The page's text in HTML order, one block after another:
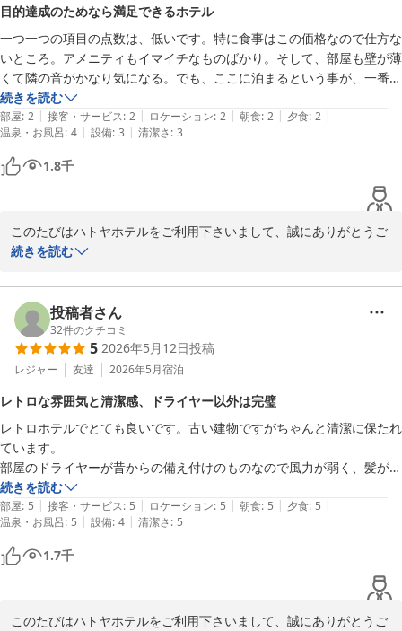
7.お部屋にいくまでの段差がすごいので、荷物運びに苦労しました。特
別室だけかな。
8.特別室に四人で宿泊。部屋が広いのでそれもありだなー。大人三人と
小学生一人で７万円ちょっとは今時は安いと思います！
9.ゲームセンターや卓球、エアホッケーなども孫にうけました！とても
にぎわってました！
10.プールは古すぎますが、浅いプールもあり楽しめました！雨がふっ
したのは気になりましたが泳ぐ場所では問題なしでした。
11.駐車場も早めにチェックインしたので近くに止めることができ便利
とにかくこのホテルは異世界空間で、ホテルのレトロ感を楽しむ方達の
たい人は来てはいけません。他のホテルにしましょう。
私たちは翌日、無料でもらえるチケットでサンハトヤの海底風呂なども
楽しませていただきました。ここはメンテがされておらず、今後何年持
つの？という心配をしてしまう感じだったらしいですが、男三人衆は二
時間たっぷり楽しんでました！ここまで無料！ありがたいです！
した！伊東に行くならハトヤ！孫にも教えましたよー。
便をおかけしてしまいました。お浴衣もお子様用はワンサイズとな
っており、着付け時に調整が必要な場合がございます。まことに恐
縮でございます。
そのようななか、お孫さまとともに楽しんでくださったとのお言葉
はスタッフにとりまして何よりの励みとなります。当ホテルの施設
やサービスが、ご親族みなさまの楽しい思い出づくりの一助となっ
たのであれば、これほど嬉しいことはございません。
頂戴したご感想をご参考とさせていただき、あたたかなお言葉に甘
えることなく、今後も一層より良いサービスを目指して精進してま
またの伊豆旅行の機会がございましたおりには、姉妹ホテルともど
伊東温泉 ハトヤホテル
2026-05-25
目的達成のためなら満足できるホテル
一つ一つの項目の点数は、低いです。特に食事はこの価格なので仕方な
いところ。アメニティもイマイチなものばかり。そして、部屋も壁が薄
くて隣の音がかなり気になる。でも、ここに泊まるという事が、一番の
目的であり、その意味において十分満たされましたので、総合点数は満
点です。
続きを読む
部屋: 2 | 接客・サービス: 2 | ロケーション: 2 | 朝食: 2 | 夕食: 2 |
温泉・お風呂: 4 | 設備: 3 | 清潔さ: 3
1.8千
このたびはハトヤホテルをご利用下さいまして、誠にありがとうご
ざいます。
まる思いでございます。しかしながらご宿泊が目的とおっしゃって
くださり総合点数は満点としていただきましたことに重ねて御礼申
し上げます。
お客様のお言葉に甘えることなく、個々の内容にも高得点をいただ
けるよう今後も精進してまいりますので、機会がございました折に
ります。
伊東温泉 ハトヤホテル
2026-05-25
続きを読む
投稿者さん
32件のクチコミ
5 2026年5月12日投稿
レジャー 友達 2026年5月宿泊
レトロな雰囲気と清潔感、ドライヤー以外は完璧
レトロホテルでとても良いです。古い建物ですがちゃんと清潔に保たれ
ています。
部屋のドライヤーが昔からの備え付けのものなので風力が弱く、髪がな
かなか乾きません。
ドライヤー以外は言うことないくらい素敵なホテルです。
続きを読む
部屋: 5 | 接客・サービス: 5 | ロケーション: 5 | 朝食: 5 | 夕食: 5 |
温泉・お風呂: 5 | 設備: 4 | 清潔さ: 5
1.7千
このたびはハトヤホテルをご利用下さいまして、誠にありがとうご